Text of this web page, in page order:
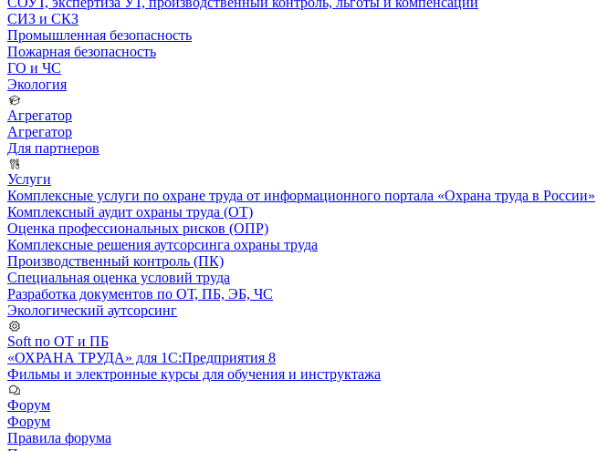
СИЗ и СКЗ
Промышленная безопасность
Пожарная безопасность
ГО и ЧС
Экология
Агрегатор
Агрегатор
Для партнеров
Услуги
Комплексные услуги по охране труда от информационного портала «Охрана труда в России»
Комплексный аудит охраны труда (ОТ)
Оценка профессиональных рисков (ОПР)
Комплексные решения аутсорсинга охраны труда
Производственный контроль (ПК)
Специальная оценка условий труда
Разработка документов по ОТ, ПБ, ЭБ, ЧС
Экологический аутсорсинг
Soft по ОТ и ПБ
«ОХРАНА ТРУДА» для 1С:Предприятия 8
Фильмы и электронные курсы для обучения и инструктажа
Форум
Форум
Правила форума